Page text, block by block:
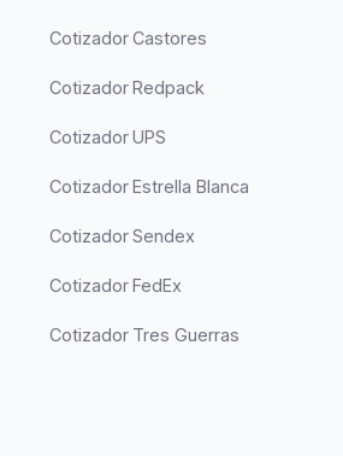
Cotizador Castores
Cotizador Redpack
Cotizador UPS
Cotizador Estrella Blanca
Cotizador Sendex
Cotizador FedEx
Cotizador Tres Guerras